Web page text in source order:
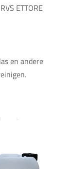
ETTORE
en andere